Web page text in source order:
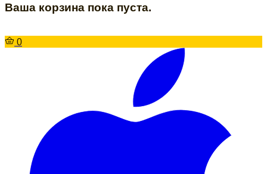
Ваша корзина пока пуста.
0